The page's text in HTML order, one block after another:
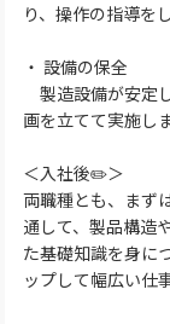
り、操作の指導を
・ 設備の保全
製造設備が安定
画を立てて実施しま
＜入社後✏️＞
両職種とも、まず
通して、製品構造
た基礎知識を身に
ップして幅広い仕